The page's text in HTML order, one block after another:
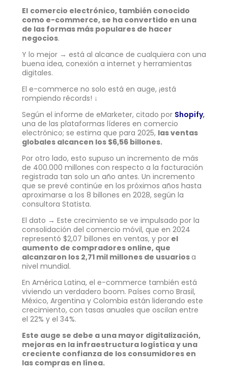
El comercio electrónico, también conocido
como e-commerce, se ha convertido en una
de las formas más populares de hacer
negocios.
Y lo mejor → está al alcance de cualquiera con una
buena idea, conexión a internet y herramientas
digitales.
El e-commerce no solo está en auge, ¡está
rompiendo récords! ↓
Según el informe de eMarketer, citado por Shopify,
una de las plataformas líderes en comercio
electrónico; se estima que para 2025, las ventas
globales alcancen los $6,56 billones.
Por otro lado, esto supuso un incremento de más
de 400.000 millones con respecto a la facturación
registrada tan solo un año antes. Un incremento
que se prevé continúe en los próximos años hasta
aproximarse a los 8 billones en 2028, según la
consultora Statista.
El dato → Este crecimiento se ve impulsado por la
consolidación del comercio móvil, que en 2024
representó $2,07 billones en ventas, y por el
aumento de compradores online, que
alcanzaron los 2,71 mil millones de usuariosa
nivel mundial.
En América Latina, el e-commerce también está
viviendo un verdadero boom. Países como Brasil,
México, Argentina y Colombia están liderando este
crecimiento, con tasas anuales que oscilan entre
el 22% y el 34%.
Este auge se debe a una mayor digitalización,
mejoras en la infraestructura logística y una
creciente confianza de los consumidores en
las compras en línea.